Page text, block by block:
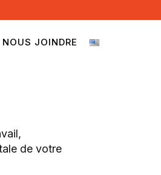
NOUS JOINDRE
de votre